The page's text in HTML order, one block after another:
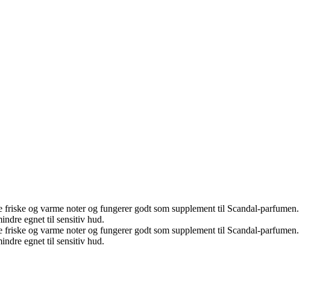
og varme noter og fungerer godt som supplement til Scandal-parfumen.
egnet til sensitiv hud.
og varme noter og fungerer godt som supplement til Scandal-parfumen.
egnet til sensitiv hud.